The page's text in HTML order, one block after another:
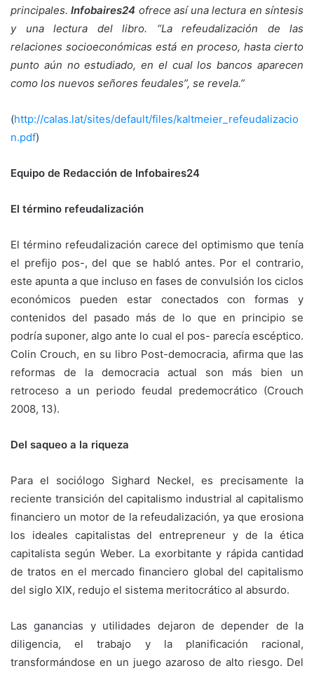
principales.Infobaires24 ofrece así una lectura en síntesis
y una lectura del libro. “La refeudalización de las
relaciones socioeconómicas está en proceso, hasta cierto
punto aún no estudiado, en el cual los bancos aparecen
como los nuevos señores feudales”, se revela.”
(http://calas.lat/sites/default/files/kaltmeier_refeudalizacio
n.pdf)
Equipo de Redacción de Infobaires24
El término refeudalización
El término refeudalización carece del optimismo que tenía
el prefijo pos-, del que se habló antes. Por el contrario,
este apunta a que incluso en fases de convulsión los ciclos
económicos pueden estar conectados con formas y
contenidos del pasado más de lo que en principio se
podría suponer, algo ante lo cual el pos- parecía escéptico.
Colin Crouch, en su libro Post-democracia, afirma que las
reformas de la democracia actual son más bien un
retroceso a un periodo feudal predemocrático (Crouch
2008, 13).
Del saqueo a la riqueza
Para el sociólogo Sighard Neckel, es precisamente la
reciente transición del capitalismo industrial al capitalismo
financiero un motor de la refeudalización, ya que erosiona
los ideales capitalistas del entrepreneur y de la ética
capitalista según Weber. La exorbitante y rápida cantidad
de tratos en el mercado financiero global del capitalismo
del siglo XIX, redujo el sistema meritocrático al absurdo.
Las ganancias y utilidades dejaron de depender de la
diligencia, el trabajo y la planificación racional,
transformándose en un juego azaroso de alto riesgo. Del